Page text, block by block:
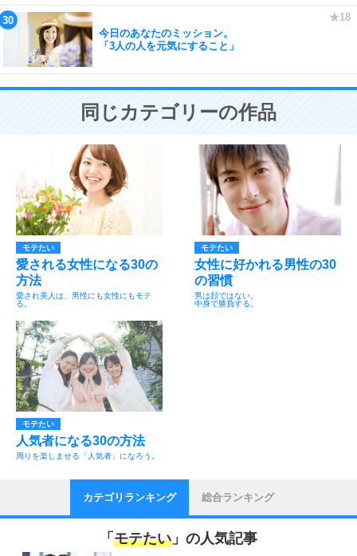
今日のあなたのミッション。
「3人の人を元気にすること」
同じカテゴリーの作品
モテたい
愛される女性になる30の
方法
愛され美人は、男性にも女性にもモテ
る。
モテたい
女性に好かれる男性の30
の習慣
男は顔ではない。
中身で勝負する。
モテたい
人気者になる30の方法
周りを楽しませる「人気者」になろう。
カテゴリランキング 総合ランキング
「 モテたい 」の人気記事